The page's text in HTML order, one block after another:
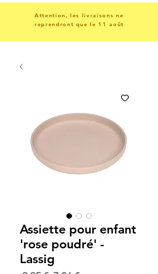
Attention, les livraisons ne
reprendront que le 11 août
Assiette pour enfant
'rose poudré' -
Lassig